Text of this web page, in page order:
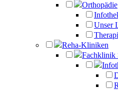
Orthopädie
Unser
Reha-Kliniken
Fachklinik